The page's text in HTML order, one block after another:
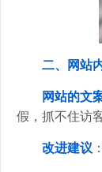
二、网站
网站的文
假，抓不住访
改进建议